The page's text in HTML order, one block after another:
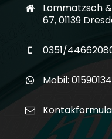
Lommatzsch
67, 01139
0351/
Mobil: